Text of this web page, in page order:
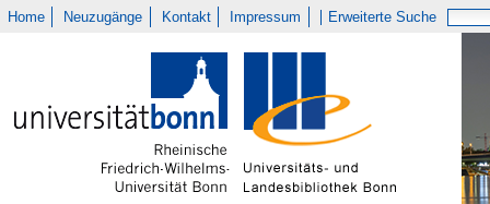
Home Neuzugänge Kontakt Impressum Erweiterte Suche